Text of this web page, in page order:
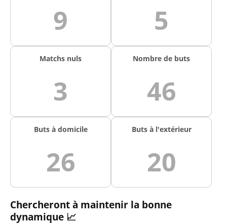
Radomiak Radom
Wieczysta Kraków
9 5
Matchs nuls
3
Nombre de buts
46
Buts à domicile
26
Buts à l'extérieur
20
Chercheront à maintenir la bonne
dynamique 📈